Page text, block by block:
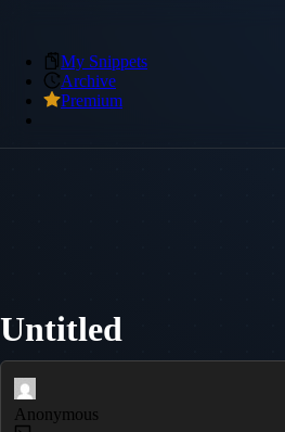
My Snippets
Archive
Premium
Untitled
Anonymous